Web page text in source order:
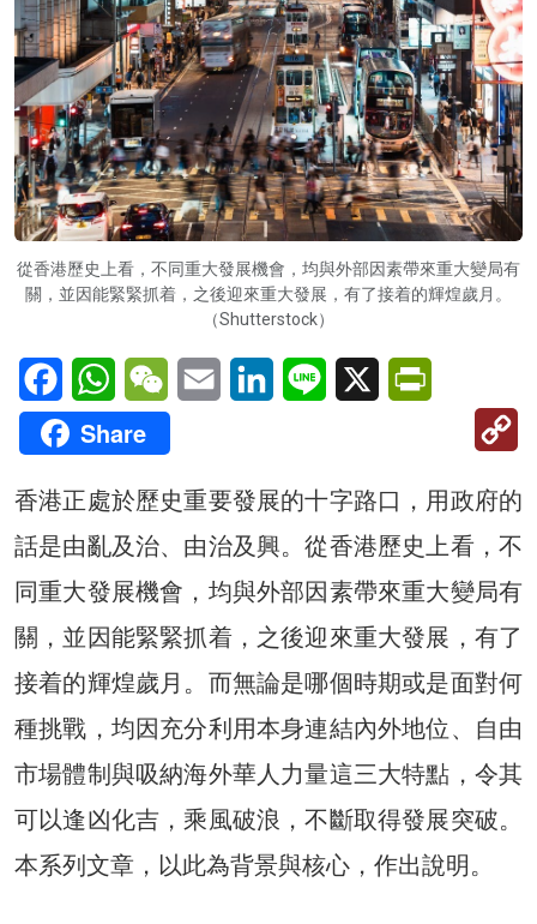
從香港歷史上看，不同重大發展機會，均與外部因素帶來重大變局有
關，並因能緊緊抓着，之後迎來重大發展，有了接着的輝煌歲月。
（Shutterstock）
FacebookWhatsAppWeChatEmail LinkedInLine X
Share
香港正處於歷史重要發展的十字路口，用政府的
話是由亂及治、由治及興。從香港歷史上看，不
同重大發展機會，均與外部因素帶來重大變局有
關，並因能緊緊抓着，之後迎來重大發展，有了
接着的輝煌歲月。而無論是哪個時期或是面對何
種挑戰，均因充分利用本身連結內外地位、自由
市場體制與吸納海外華人力量這三大特點，令其
可以逢凶化吉，乘風破浪，不斷取得發展突破。
本系列文章，以此為背景與核心，作出說明。